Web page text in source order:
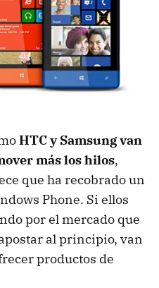
HTC y Samsung van
más los hilos,
que ha recobrado un
Phone. Si ellos
por el mercado que
al principio, van
productos de